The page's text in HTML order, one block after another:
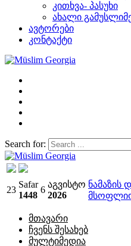
კითხვა- პასუხი
ახალი
ავტორები
კონტაქტი
Search for:
Müslim Georgia
23
Safar
1448
6
აგვისტო
2026
ნამაზის
მთავარი
ჩვენს შესახებ
მულტიმედია